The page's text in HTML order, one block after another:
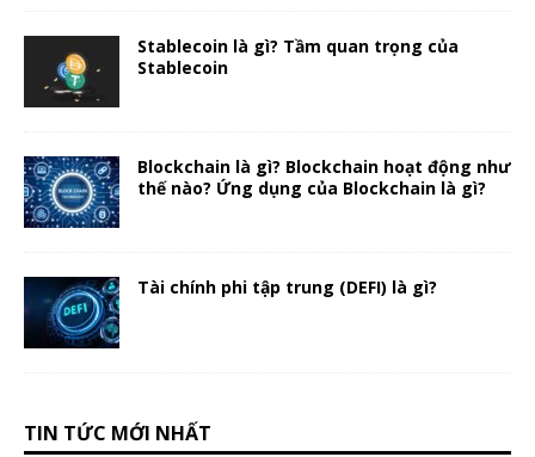
Stablecoin là gì? Tầm quan trọng của
Stablecoin
Blockchain là gì? Blockchain hoạt động như
thế nào? Ứng dụng của Blockchain là gì?
Tài chính phi tập trung (DEFI) là gì?
TIN TỨC MỚI NHẤT